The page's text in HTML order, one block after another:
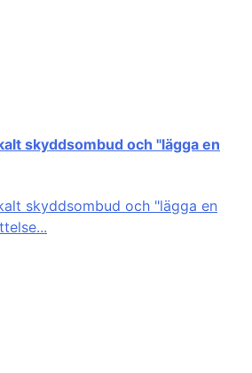
skyddsombud och "lägga en
skyddsombud och "lägga en